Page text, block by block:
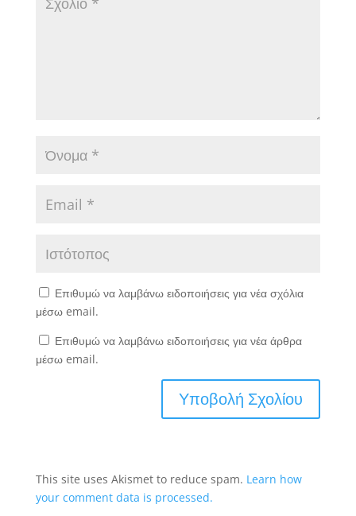
Επιθυμώ να λαμβάνω ειδοποιήσεις για νέα σχόλια
μέσω email.
Επιθυμώ να λαμβάνω ειδοποιήσεις για νέα άρθρα
μέσω email.
This site uses Akismet to reduce spam. Learn how
your comment data is processed.